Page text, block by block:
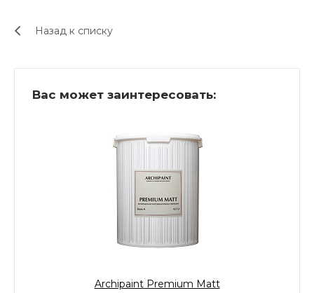
Вас может заинтересовать:
Archipaint Premium Matt
Назад к списку